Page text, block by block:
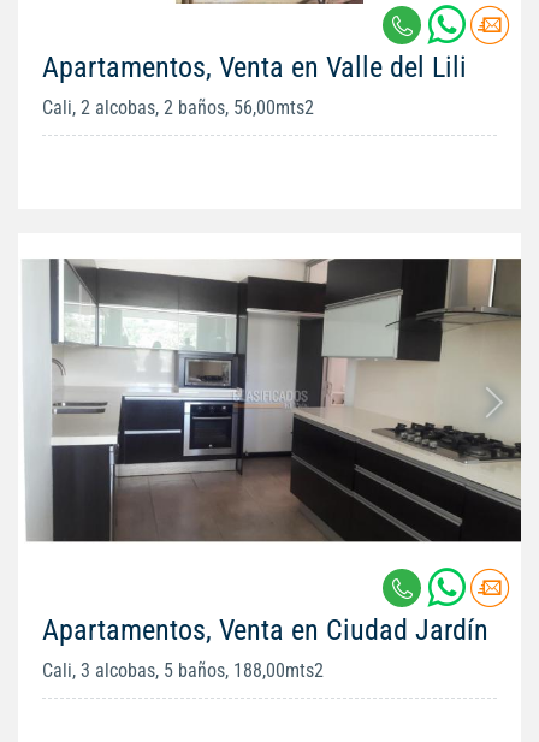
Apartamentos, Venta en Valle del Lili
Cali, 2 alcobas, 2 baños, 56,00mts2
Apartamentos, Venta en Ciudad Jardín
Cali, 3 alcobas, 5 baños, 188,00mts2